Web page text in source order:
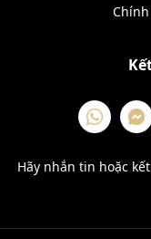
Hãy nhắn tin hoặc